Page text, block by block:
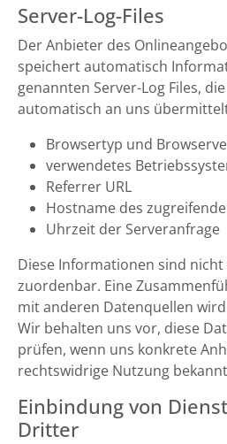
Server-Log-Files
Der Anbieter des
speichert automatisch
genannten Server-Log Files,
automatisch an uns
Browsertyp und
verwendetes
Referrer URL
Hostname des
Uhrzeit der Serveranfrage
Diese Informationen sind
zuordenbar. Eine
mit anderen Datenquellen
Wir behalten uns vor, diese
prüfen, wenn uns konkrete
rechtswidrige Nutzung
Einbindung von
Dritter